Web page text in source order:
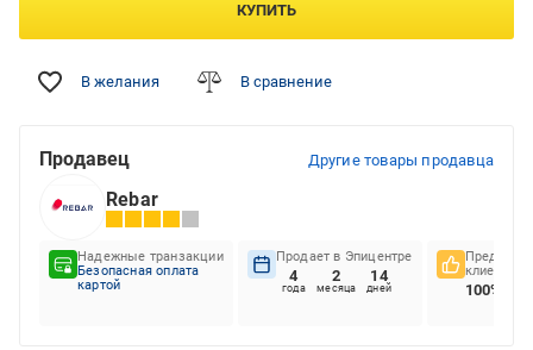
КУПИТЬ
В желания В сравнение
Продавец Другие товары продавца
Rebar
Надежные транзакции
Безопасная оплата
картой
Продает в Эпицентре
4
года
2
месяца
14
дней
клиентов
100%